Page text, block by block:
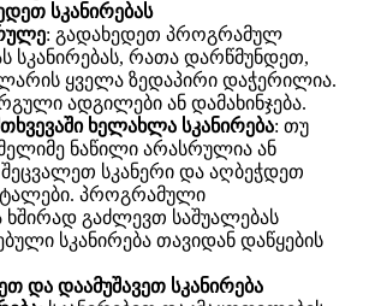
სკანირებას
: გადახედეთ პროგრამულ
სკანირებას, რათა დარწმუნდეთ,
ყველა ზედაპირი დაჭერილია.
ადგილები ან დამახინჯება.
ხელახლა სკანირება: თუ
ნაწილი არასრულია ან
სკანერი და აღბეჭდეთ
პროგრამული
გაძლევთ საშუალებას
სკანირება თავიდან დაწყების
და დაამუშავეთ სკანირება